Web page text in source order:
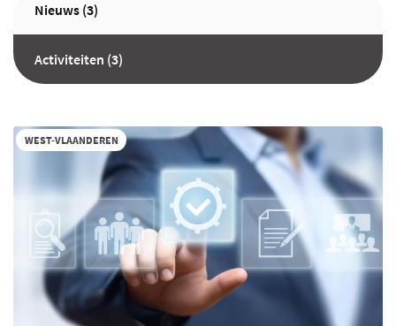
Nieuws (3)
Activiteiten (3)
WEST-VLAANDEREN